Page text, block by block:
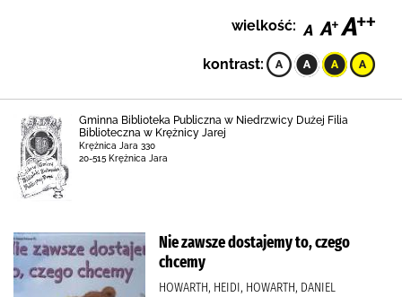
wielkość:
kontrast:
Gminna Biblioteka Publiczna w Niedrzwicy Dużej Filia
Biblioteczna w Krężnicy Jarej
Krężnica Jara 330
20-515 Krężnica Jara
Nie zawsze dostajemy to, czego
chcemy
HOWARTH, HEIDI, HOWARTH, DANIEL